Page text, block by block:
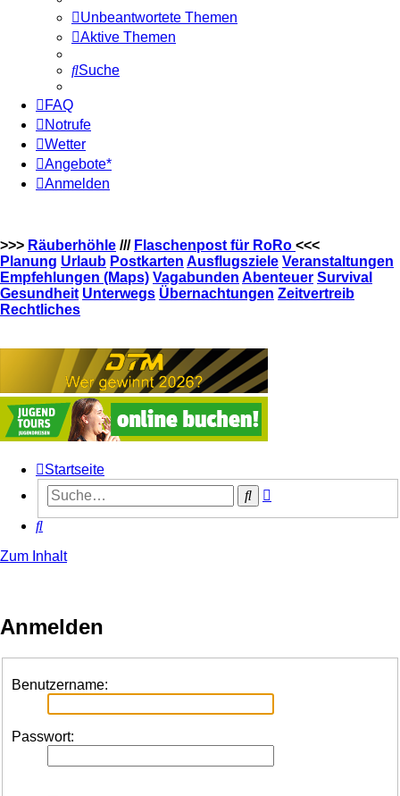
Unbeantwortete Themen
Aktive Themen
Suche
FAQ
Notrufe
Wetter
Angebote*
Anmelden
>>> Räuberhöhle /// Flaschenpost für RoRo <<<
Planung Urlaub Postkarten Ausflugsziele Veranstaltungen
Empfehlungen (Maps) Vagabunden Abenteuer Survival
Gesundheit Unterwegs Übernachtungen Zeitvertreib
Rechtliches
Startseite
Suche
Suche
Zum Inhalt
Anmelden
Benutzername:
Passwort: